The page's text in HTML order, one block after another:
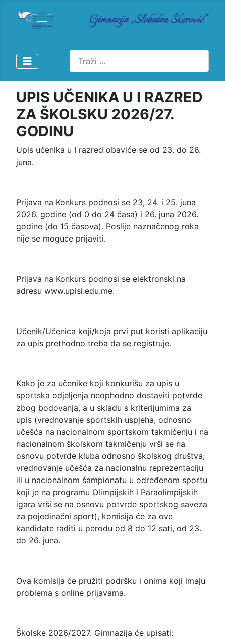
Pretraži
UPIS UČENIKA U I RAZRED
ZA ŠKOLSKU 2026/27.
GODINU
Upis učenika u I razred obaviće se od 23. do 26.
juna.
Prijava na Konkurs podnosi se 23, 24. i 25. juna
2026. godine (od 0 do 24 časa) i 26. juna 2026.
godine (do 15 časova). Poslije naznačenog roka
nije se moguće prijaviti.
Prijava na Konkurs podnosi se elektronski na
adresu www.upisi.edu.me.
Učenik/Učenica koji/koja prvi put koristi aplikaciju
za upis prethodno treba da se registruje.
Kako je za učenike koji konkurišu za upis u
sportska odjeljenja neophodno dostaviti potvrde
zbog bodovanja, a u skladu s kriterijumima za
upis (vrednovanje sportskih uspjeha, odnosno
učešća na nacionalnom sportskom takmičenju i na
nacionalnom školskom takmičenju vrši se na
osnovu potvrde kluba odnosno školskog društva;
vrednovanje učešća za nacionalnu reprezentaciju
ili u nacionalnom šampionatu u određenom sportu
koji je na programu Olimpijskih i Paraolimpijskih
igara vrši se na osnovu potvrde sportskog saveza
za pojedinačni sport), komisija će za ove
kandidate raditi u perodu od 8 do 12 sati, od 23.
do 26. juna.
Ova komisija će pružiti podršku i onima koji imaju
problema s online prijavama.
Školske 2026/2027. Gimnazija će upisati: